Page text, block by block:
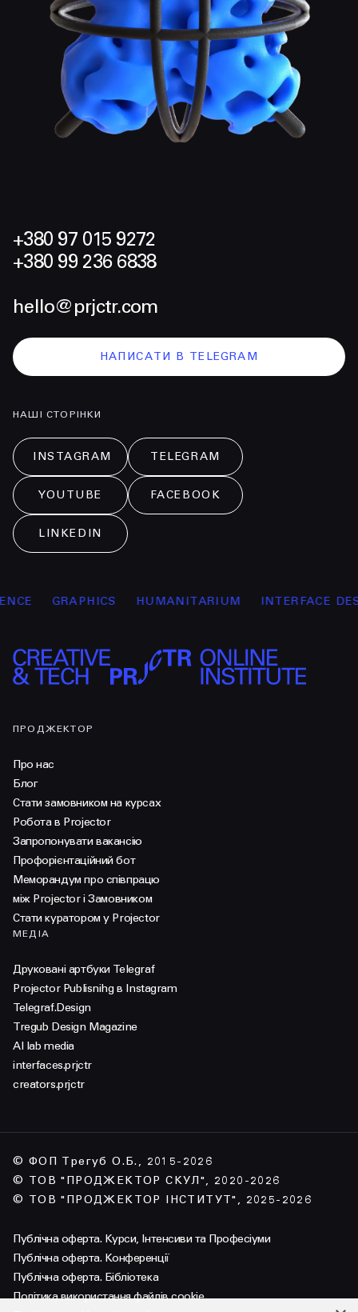
+380 97 015 9272
+380 99 236 6838
hello@prjctr.com
НАПИСАТИ В TELEGRAM
НАШІ СТОРІНКИ
INSTAGRAM TELEGRAM
YOUTUBE FACEBOOK
LINKEDIN
GRAPHICS HUMANITARIUM INTERFACE
ПРОДЖЕКТОР
Про нас
Блог
Стати замовником на курсах
Робота в Projector
Запропонувати вакансію
Профорієнтаційний бот
Меморандум про співпрацю
між Projector і Замовником
Стати куратором у Projector
МЕДІА
Друковані артбуки Telegraf
Projector Publisnihg в Instagram
Telegraf.Design
Tregub Design Magazine
AI lab media
interfaces.prjctr
creators.prjctr
© ФОП Трегуб О.Б., 2015-2026
© ТОВ "ПРОДЖЕКТОР СКУЛ", 2020-2026
© ТОВ "ПРОДЖЕКТОР ІНСТИТУТ", 2025-2026
Публічна оферта. Курси, Інтенсиви та Професіуми
Публічна оферта. Конференції
Публічна оферта. Бібліотека
Політика використання файлів cookie